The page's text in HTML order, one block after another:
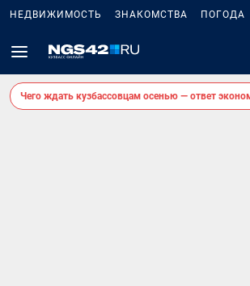
НЕДВИЖИМОСТЬ ЗНАКОМСТВА ПОГОДА
Чего ждать кузбассовцам осенью — ответ